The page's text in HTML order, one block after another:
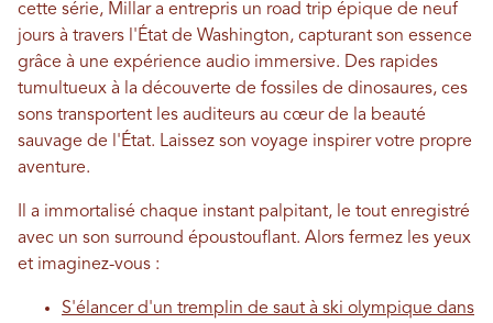
cette série, Millar a entrepris un road trip épique de neuf
jours à travers l'État de Washington, capturant son essence
grâce à une expérience audio immersive. Des rapides
tumultueux à la découverte de fossiles de dinosaures, ces
sons transportent les auditeurs au cœur de la beauté
sauvage de l'État. Laissez son voyage inspirer votre propre
aventure.
Il a immortalisé chaque instant palpitant, le tout enregistré
avec un son surround époustouflant. Alors fermez les yeux
et imaginez-vous :
S'élancer d'un tremplin de saut à ski olympique dans